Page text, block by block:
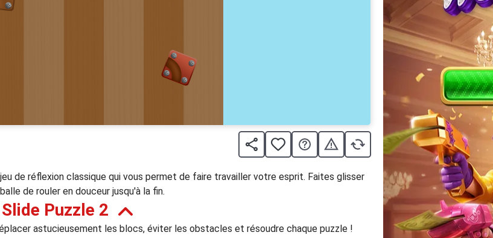
de réflexion classique qui vous permet de faire travailler votre esprit. Faites glisser
de rouler en douceur jusqu'à la fin.
Puzzle 2
astucieusement les blocs, éviter les obstacles et résoudre chaque puzzle !